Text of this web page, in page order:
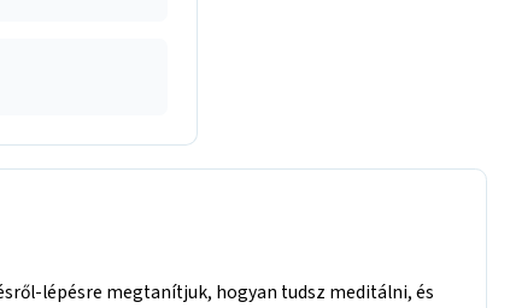
lépésre megtanítjuk, hogyan tudsz meditálni, és